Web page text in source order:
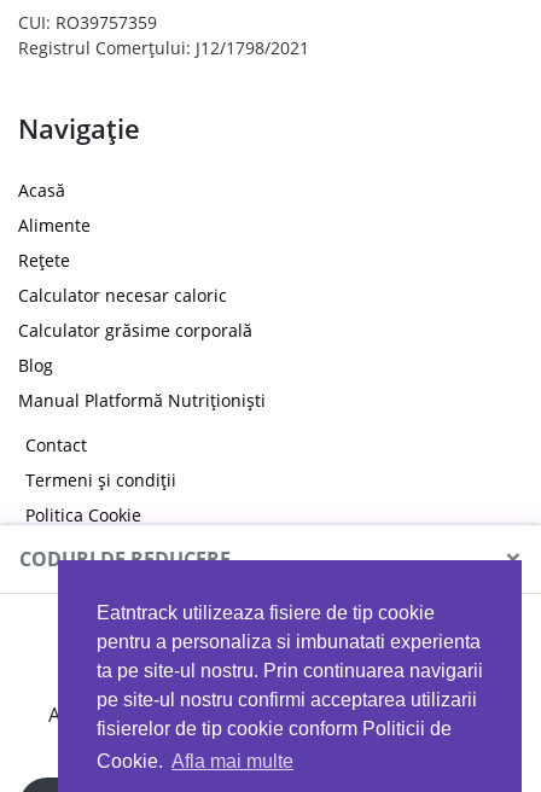
Eatntrack utilizeaza fisiere de tip cookie
pentru a personaliza si imbunatati experienta
ta pe site-ul nostru. Prin continuarea navigarii
pe site-ul nostru confirmi acceptarea utilizarii
fisierelor de tip cookie conform Politicii de
Cookie. Afla mai multe
CUI: RO39757359
Registrul Comerțului: J12/1798/2021
Navigație
Acasă
Alimente
Rețete
Calculator necesar caloric
Calculator grăsime corporală
Blog
Manual Platformă Nutriționiști
Contact
Termeni și condiții
Politica Cookie
Politica de confidențialitate
CODURI DE REDUCERE ×
MYPROTEIN
Ai 40%reducere la orice comandă folosind codul
EATTRACK